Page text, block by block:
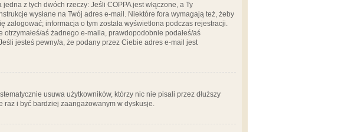
z tych dwóch rzeczy: Jeśli COPPA jest włączone, a Ty
wysłane na Twój adres e-mail. Niektóre fora wymagają też, żeby
zalogować; informacja o tym została wyświetlona podczas rejestracji.
aś żadnego e-maila, prawdopodobnie podałeś/aś
jesteś pewny/a, że podany przez Ciebie adres e-mail jest
usuwa użytkowników, którzy nic nie pisali przez dłuższy
raz i być bardziej zaangażowanym w dyskusje.